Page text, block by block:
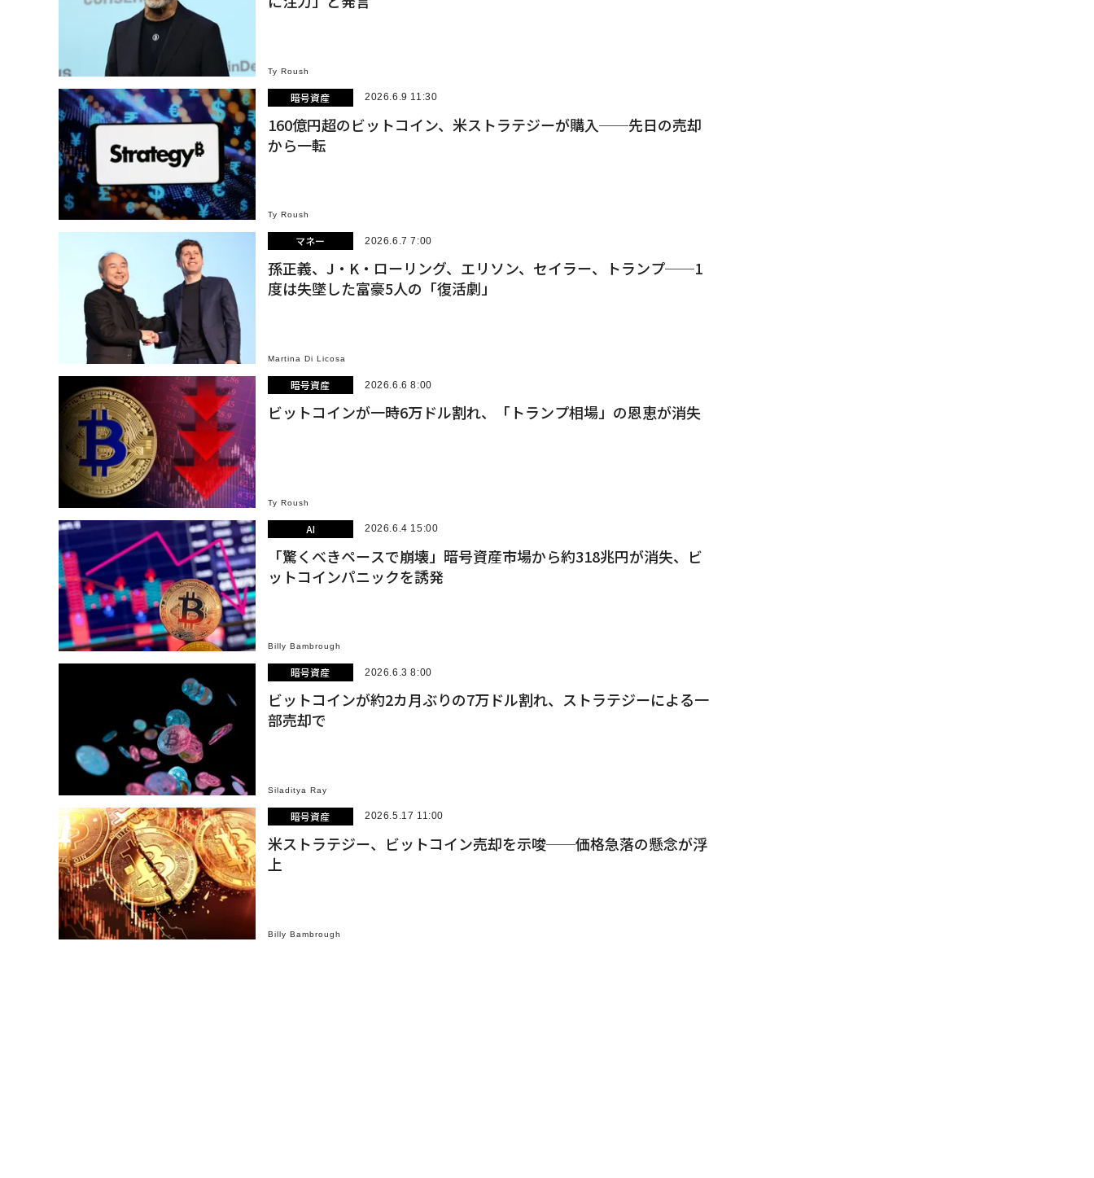
Ty Roush
暗号資産 2026.6.9 11:30
160億円超のビットコイン、米ストラテジーが購入──先日の売却
から一転
Ty Roush
マネー 2026.6.7 7:00
孫正義、J・K・ローリング、エリソン、セイラー、トランプ──1
度は失墜した富豪5人の「復活劇」
Martina Di Licosa
暗号資産 2026.6.6 8:00
ビットコインが一時6万ドル割れ、「トランプ相場」の恩恵が消失
Ty Roush
AI 2026.6.4 15:00
「驚くべきペースで崩壊」暗号資産市場から約318兆円が消失、ビ
ットコインパニックを誘発
Billy Bambrough
暗号資産 2026.6.3 8:00
ビットコインが約2カ月ぶりの7万ドル割れ、ストラテジーによる一
部売却で
Siladitya Ray
暗号資産 2026.5.17 11:00
米ストラテジー、ビットコイン売却を示唆──価格急落の懸念が浮
上
Billy Bambrough